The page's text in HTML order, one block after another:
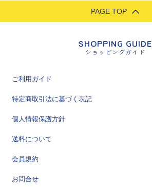
PAGE TOP
SHOPPING GUIDE
ショッピングガイド
ご利用ガイド
特定商取引法に基づく表記
個人情報保護方針
送料について
会員規約
お問合せ